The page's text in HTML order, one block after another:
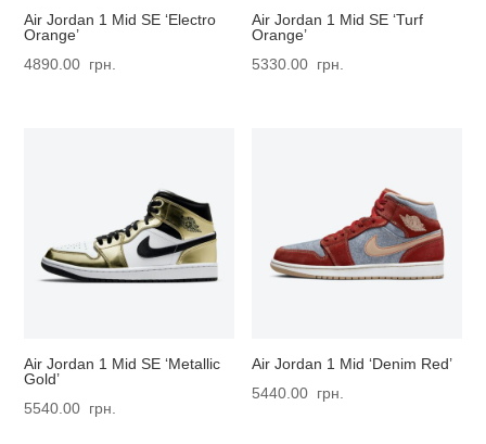
Air Jordan 1 Mid SE ‘Electro
Orange’
4890.00 грн.
Air Jordan 1 Mid SE ‘Turf
Orange’
5330.00 грн.
Air Jordan 1 Mid SE ‘Metallic
Gold’
5540.00 грн.
Air Jordan 1 Mid ‘Denim Red’
5440.00 грн.